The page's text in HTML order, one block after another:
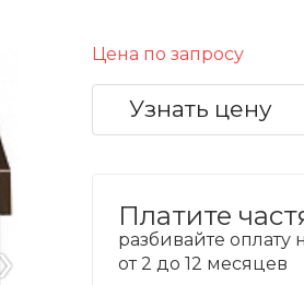
Цена по запросу
Узнать цену
Платите
разбивайте оплату
от 2 до 12 месяцев